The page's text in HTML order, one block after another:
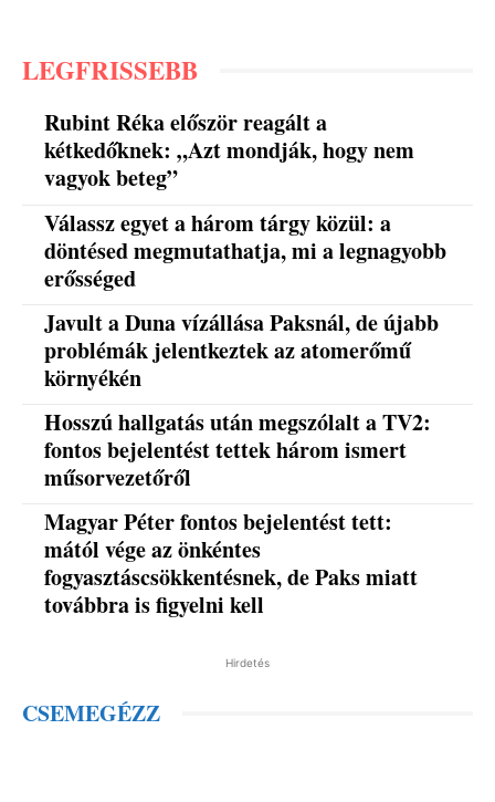
LEGFRISSEBB
Rubint Réka először reagált a
kétkedőknek: „Azt mondják, hogy nem
vagyok beteg”
Válassz egyet a három tárgy közül: a
döntésed megmutathatja, mi a legnagyobb
erősséged
Javult a Duna vízállása Paksnál, de újabb
problémák jelentkeztek az atomerőmű
környékén
Hosszú hallgatás után megszólalt a TV2:
fontos bejelentést tettek három ismert
műsorvezetőről
Magyar Péter fontos bejelentést tett:
mától vége az önkéntes
fogyasztáscsökkentésnek, de Paks miatt
továbbra is figyelni kell
Hirdetés
CSEMEGÉZZ